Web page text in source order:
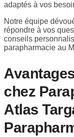
adaptés à vos
Notre équipe
répondre à vos
conseils
parapharmacie au
chez
Atlas